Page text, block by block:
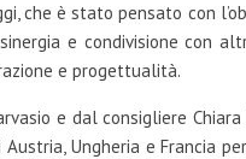
che è stato pensato con
e condivisione con
e progettualità.
e dal consigliere
Ungheria e Francia per